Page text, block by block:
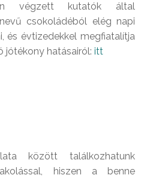
végzett kutatók által
csokoládéból elég napi
és évtizedekkel megfiatalítja
jótékony hatásairól: itt
között találkozhatunk
hiszen a benne